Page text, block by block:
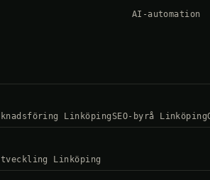
AI-automation
Linköping SEO-byrå Linköping
Linköping